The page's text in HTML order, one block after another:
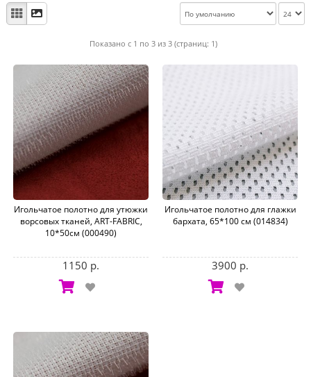
Показано с 1 по 3 из 3 (страниц: 1)
Игольчатое полотно для утюжки
ворсовых тканей, ART-FABRIC,
10*50см (000490)
1150 р.
Игольчатое полотно для глажки
бархата, 65*100 см (014834)
3900 р.